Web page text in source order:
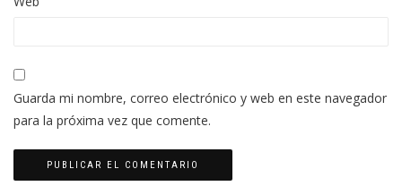
Guarda mi nombre, correo electrónico y web en este navegador
para la próxima vez que comente.